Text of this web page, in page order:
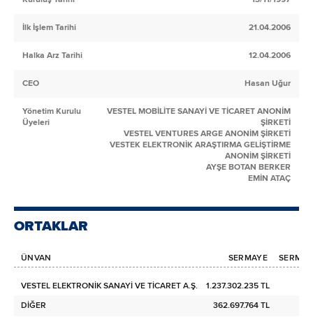
İlk İşlem Tarihi 21.04.2006
Halka Arz Tarihi 12.04.2006
CEO Hasan Uğur
Yönetim Kurulu
Üyeleri
VESTEL MOBİLİTE SANAYİ VE TİCARET ANONİM
ŞİRKETİ
VESTEL VENTURES ARGE ANONİM ŞİRKETİ
VESTEK ELEKTRONİK ARAŞTIRMA GELİŞTİRME
ANONİM ŞİRKETİ
AYŞE BOTAN BERKER
EMİN ATAÇ
ORTAKLAR
ÜNVAN SERMAYE
VESTEL ELEKTRONİK SANAYİ VE TİCARET A.Ş.
1.237.302.235 TL
DİĞER
362.697.764 TL